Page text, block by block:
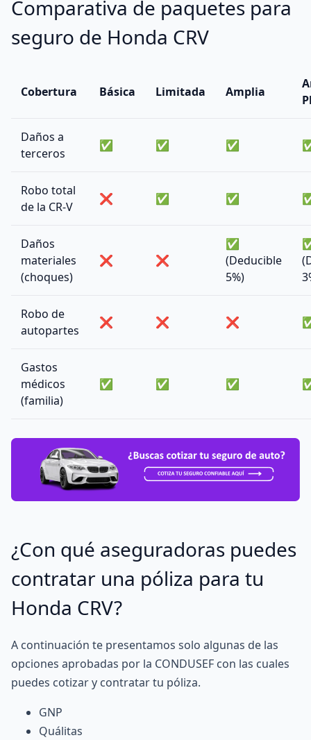
Comparativa de paquetes para
seguro de Honda CRV
Cobertura Básica Limitada Amplia
Daños a
terceros
✅ ✅ ✅
Robo total
de la CR-V
❌ ✅ ✅
Daños
materiales
(choques)
❌ ❌
✅
(Deducible
5%)
Robo de
autopartes
❌ ❌ ❌
Gastos
médicos
(familia)
✅ ✅ ✅
¿Con qué aseguradoras puedes
contratar una póliza para tu
Honda CRV?
A continuación te presentamos solo algunas de las
opciones aprobadas por la CONDUSEF con las cuales
puedes cotizar y contratar tu póliza.
GNP
Quálitas